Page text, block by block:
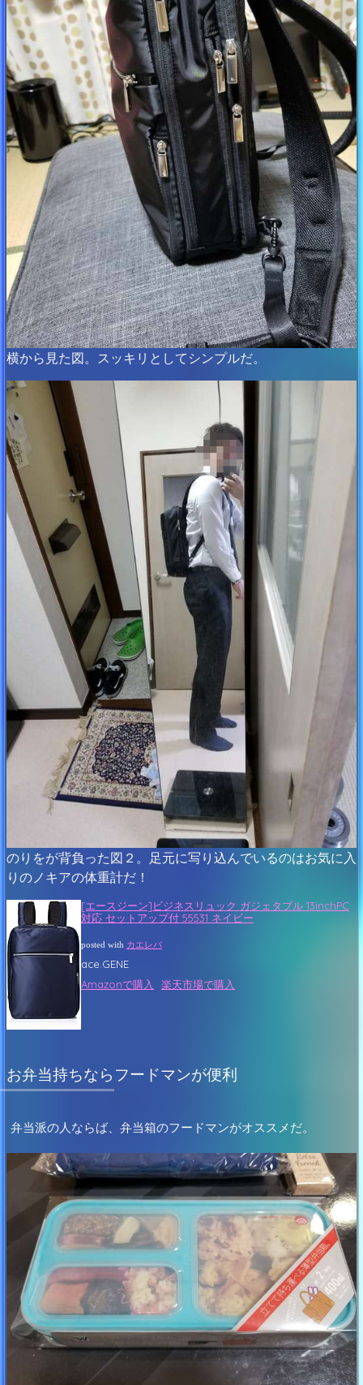
横から見た図。スッキリとしてシンプルだ。
のりをが背負った図２。足元に写り込んでいるのはお気に入
りのノキアの体重計だ！
[エースジーン]ビジネスリュック ガジェタブル 13inchPC
対応 セットアップ付 55531 ネイビー
posted with カエレバ
ace.GENE
Amazonで購入
楽天市場で購入
お弁当持ちならフードマンが便利
弁当派の人ならば、弁当箱のフードマンがオススメだ。